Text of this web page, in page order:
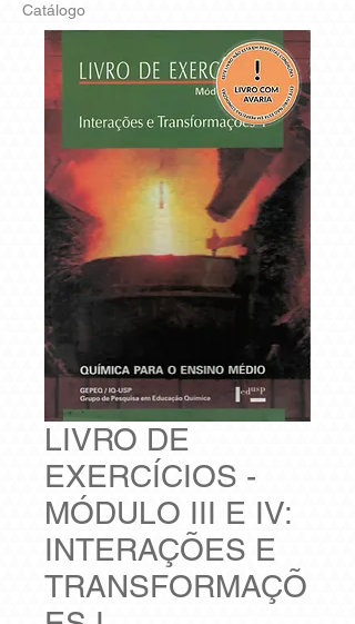
Catálogo
LIVRO DE
EXERCÍCIOS -
MÓDULO III E IV:
INTERAÇÕES E
TRANSFORMAÇÕ